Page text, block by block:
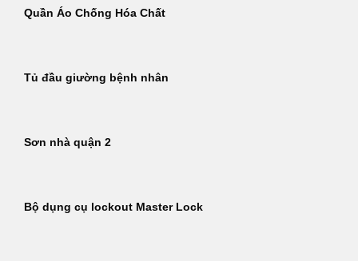
Quần Áo Chống Hóa Chất
Tủ đầu giường bệnh nhân
Sơn nhà quận 2
Bộ dụng cụ lockout Master Lock